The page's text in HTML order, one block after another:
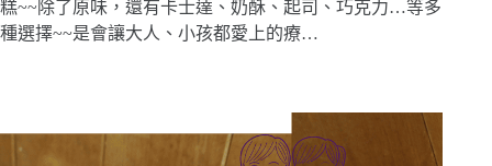
糕~~除了原味，還有卡士達、奶酥、起司、巧克力…等多
種選擇~~是會讓大人、小孩都愛上的療…